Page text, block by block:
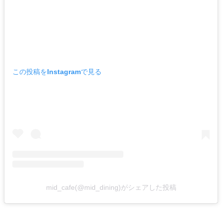
この投稿をInstagramで見る
mid_cafe(@mid_dining)がシェアした投稿